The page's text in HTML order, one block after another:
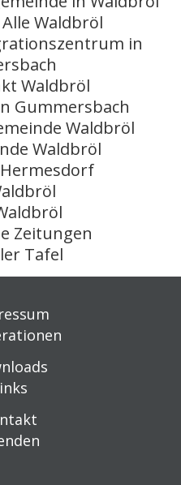
Waldbröl
in
Waldbröl
Gummersbach
Waldbröl
Waldbröl
Zeitungen
Tafel